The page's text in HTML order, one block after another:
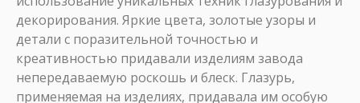
декорирования. Яркие цвета, золотые узоры и
детали с поразительной точностью и
креативностью придавали изделиям завода
непередаваемую роскошь и блеск. Глазурь,
применяемая на изделиях, придавала им особую